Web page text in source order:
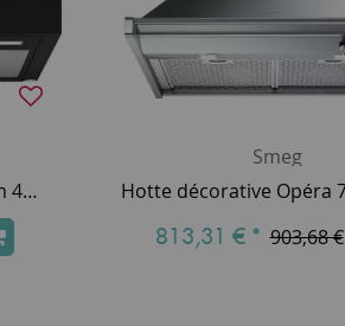
Hotte décorative murale 60cm 473m3/h A Noir mat - SMEG Réf. KBT600MB
Smeg
813,31 € * 903,68 €